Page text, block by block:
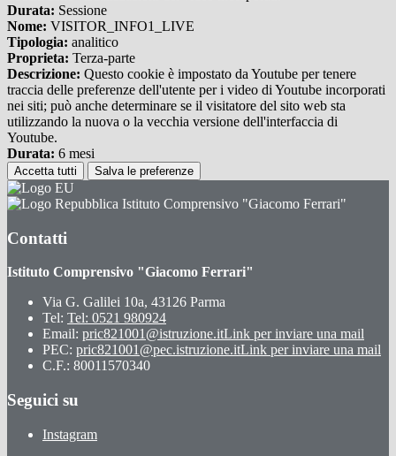
Durata: Sessione
Nome: VISITOR_INFO1_LIVE
Tipologia: analitico
Proprieta: Terza-parte
Descrizione: Questo cookie è impostato da Youtube per tenere
traccia delle preferenze dell'utente per i video di Youtube incorporati
nei siti; può anche determinare se il visitatore del sito web sta
utilizzando la nuova o la vecchia versione dell'interfaccia di
Youtube.
Durata: 6 mesi
Accetta tutti Salva le preferenze
Istituto Comprensivo "Giacomo Ferrari"
Contatti
Istituto Comprensivo "Giacomo Ferrari"
Via G. Galilei 10a, 43126 Parma
Tel: Tel: 0521 980924
Email: pric821001@istruzione.itLink per inviare una mail
PEC: pric821001@pec.istruzione.itLink per inviare una mail
C.F.: 80011570340
Seguici su
Instagram